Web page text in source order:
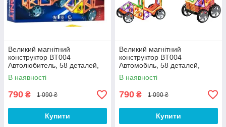
Великий магнітний
конструктор BT004
Автолюбитель, 58 деталей,
наліпки
В наявності
790 ₴ 1 090 ₴
Купити
Великий магнітний
конструктор BT004
Автомобіль, 58 деталей,
наліпки
В наявності
790 ₴ 1 090 ₴
Купити